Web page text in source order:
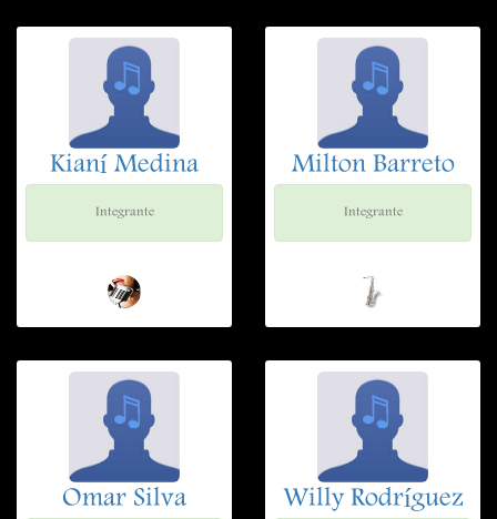
Kianí Medina
Integrante
Milton Barreto
Integrante
Omar Silva Willy Rodríguez